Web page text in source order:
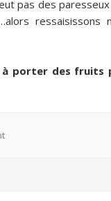
pas des paresseux
ressaisissons
à porter des fruits